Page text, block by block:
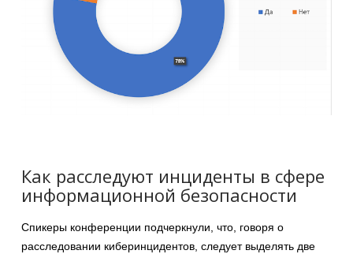
Как расследуют инциденты в сфере
информационной безопасности
Спикеры конференции подчеркнули, что, говоря о
расследовании киберинцидентов, следует выделять две